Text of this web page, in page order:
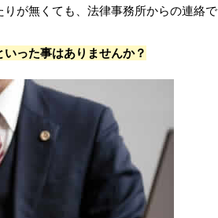
が無くても、法律事務所からの連絡で
った事はありませんか？